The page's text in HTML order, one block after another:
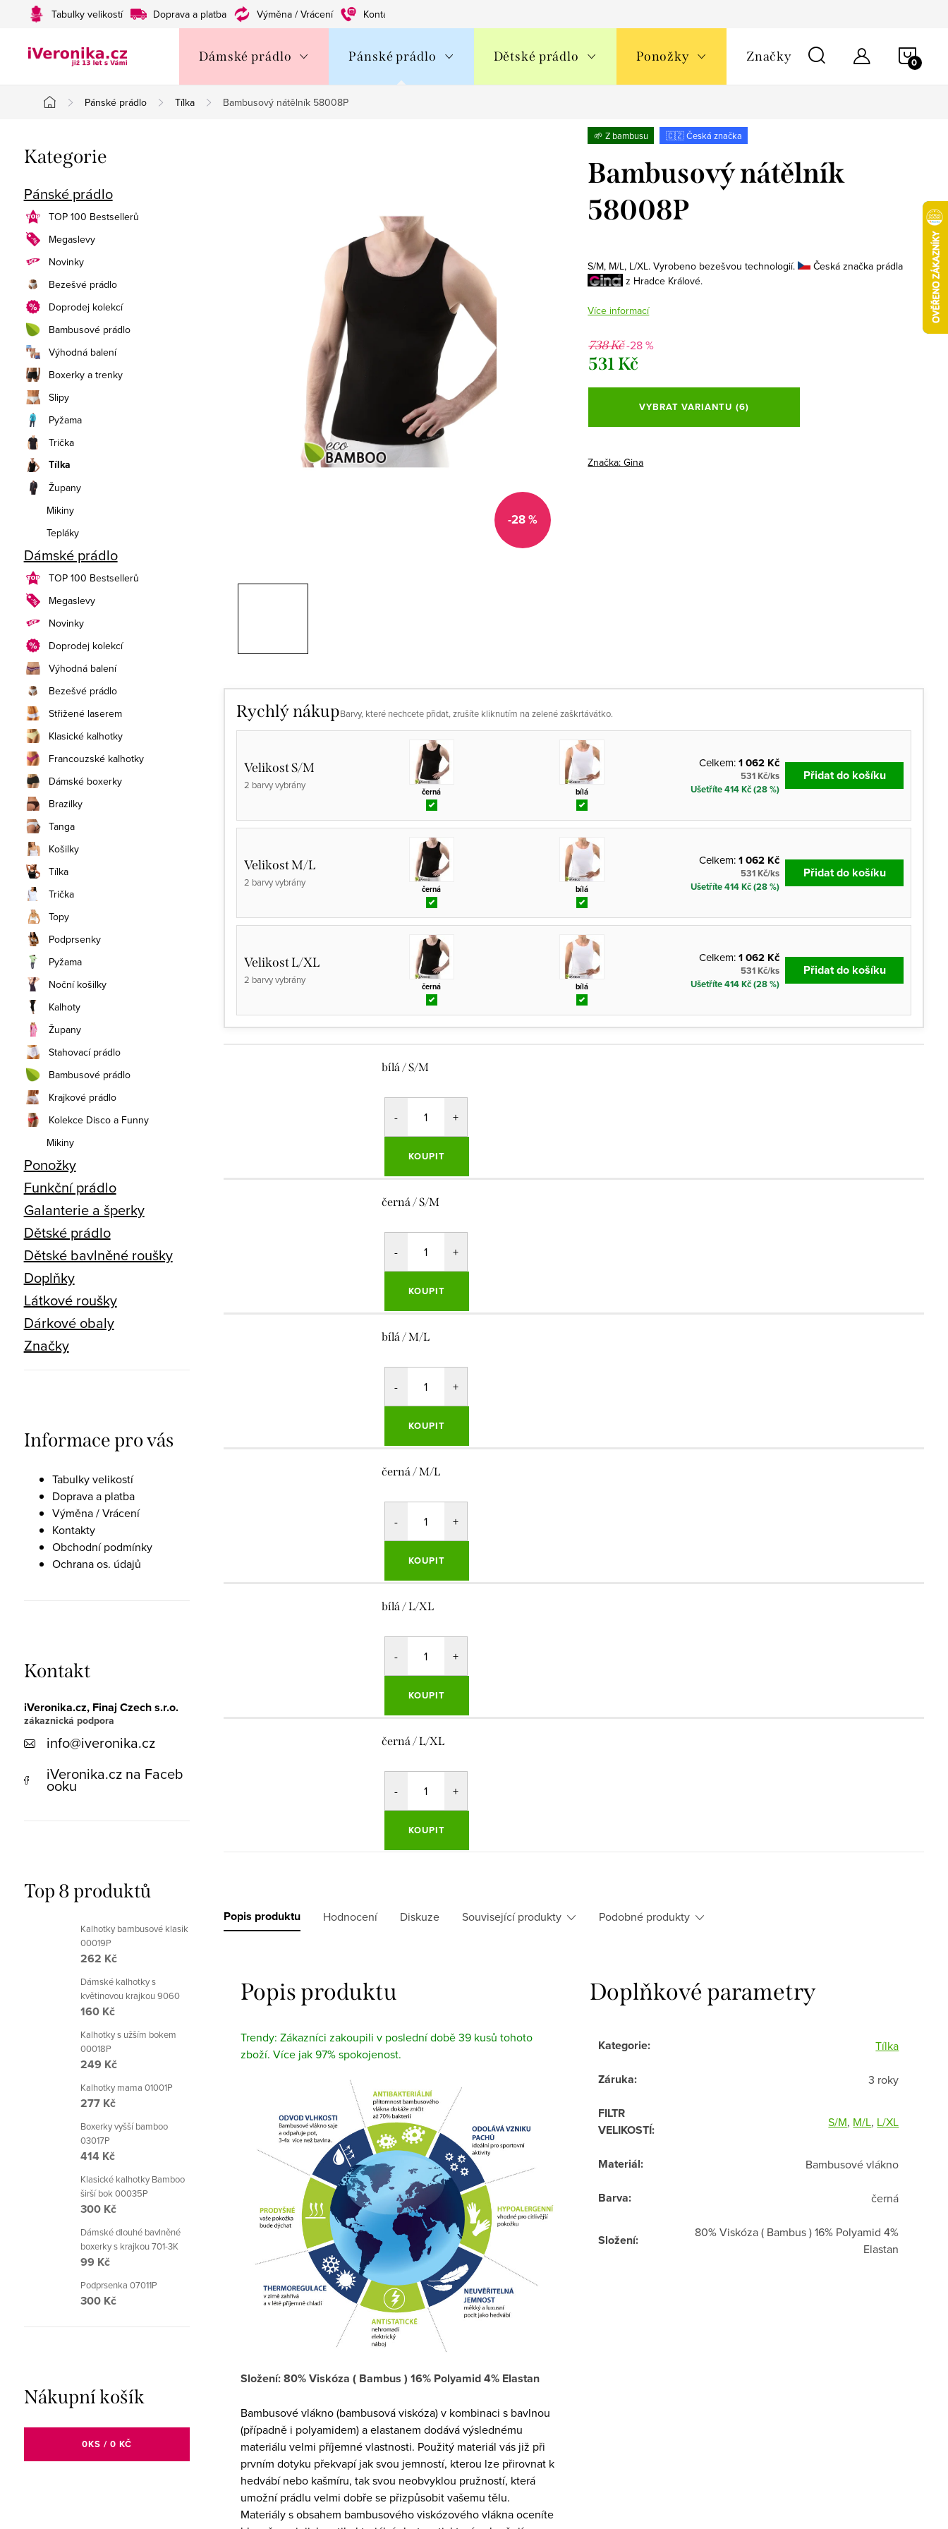
Tabulky velikostí Doprava a platba Výměna / Vrácení Kontakty
Dámské prádlo Pánské prádlo Dětské prádlo Ponožky Značky
Domů
Pánské prádlo Tílka Bambusový nátělník 58008P
o
s
t
r
a
n
n
í
p
a
n
e
Přeskočit
kategorie
Kategorie
Pánské prádlo
TOP 100 Bestsellerů
Megaslevy
Novinky
Bezešvé prádlo
Doprodej kolekcí
Bambusové prádlo
Výhodná balení
Boxerky a trenky
Slipy
Pyžama
Trička
Tílka
Župany
Mikiny
Tepláky
Dámské prádlo
TOP 100 Bestsellerů
Megaslevy
Novinky
Doprodej kolekcí
Výhodná balení
Bezešvé prádlo
Střižené laserem
Klasické kalhotky
Francouzské kalhotky
Dámské boxerky
Brazilky
Tanga
Košilky
Tílka
Trička
Topy
Podprsenky
Pyžama
Noční košilky
Kalhoty
Župany
Stahovací prádlo
Bambusové prádlo
Krajkové prádlo
Kolekce Disco a Funny
Mikiny
Ponožky
Funkční prádlo
Galanterie a šperky
Dětské prádlo
Dětské bavlněné roušky
Doplňky
Látkové roušky
Dárkové obaly
Značky
Informace pro vás
Tabulky velikostí
Doprava a platba
Výměna / Vrácení
Kontakty
Obchodní podmínky
Ochrana os. údajů
Kontakt
iVeronika.cz, Finaj Czech s.r.o.
info@iveronika.cz
iVeronika.cz na Faceb
ooku
Top 8 produktů
Kalhotky bambusové klasik
00019P
262 Kč
Dámské kalhotky s
květinovou krajkou 9060
160 Kč
Kalhotky s užším bokem
00018P
249 Kč
Kalhotky mama 01001P
277 Kč
Boxerky vyšší bamboo
03017P
414 Kč
Klasické kalhotky Bamboo
širší bok 00035P
300 Kč
Dámské dlouhé bavlněné
boxerky s krajkou 701-3K
99 Kč
Podprsenka 07011P
300 Kč
Nákupní košík
0KS / 0 KČ
-28 %
🌱 Z bambusu 🇨🇿 Česká značka
Bambusový nátělník
58008P
S/M, M/L, L/XL. Vyrobeno bezešvou technologií.
Česká značka prádla
z Hradce Králové.
Více informací
738 Kč-28 %
531 Kč
Měrná
VYBRAT VARIANTU (6)
Značka:Gina
Rychlý nákupBarvy, které nechcete přidat, zrušíte kliknutím na zelené zaškrtávátko.
Velikost S/M
2 barvy vybrány
černá bílá
Celkem:1 062 Kč
531 Kč/ks
Ušetříte 414 Kč (28 %)
Přidat do košíku
Velikost M/L
2 barvy vybrány
černá bílá
Celkem:1 062 Kč
531 Kč/ks
Ušetříte 414 Kč (28 %)
Přidat do košíku
Velikost L/XL
2 barvy vybrány
černá bílá
Celkem:1 062 Kč
531 Kč/ks
Ušetříte 414 Kč (28 %)
Přidat do košíku
bílá / S/M
KOUPIT
černá / S/M
KOUPIT
bílá / M/L
KOUPIT
černá / M/L
KOUPIT
bílá / L/XL
KOUPIT
černá / L/XL
KOUPIT
Popis produktu Hodnocení Diskuze Související produkty Podobné produkty
Popis produktu
Trendy: Zákazníci zakoupili v poslední době 39 kusů tohoto
zboží. Více jak 97% spokojenost.
Složení: 80% Viskóza ( Bambus ) 16% Polyamid 4% Elastan
Bambusové vlákno (bambusová viskóza) v kombinaci s bavlnou
(případně i polyamidem) a elastanem dodává výslednému
materiálu velmi příjemné vlastnosti. Použitý materiál vás již při
prvním dotyku překvapí jak svou jemností, kterou lze přirovnat k
hedvábí nebo kašmíru, tak svou neobvyklou pružností, která
umožní prádlu velmi dobře se přizpůsobit vašemu tělu.
Materiály s obsahem bambusového viskózového vlákna oceníte
Doplňkové parametry
Kategorie: Tílka
Záruka: 3 roky
FILTR
VELIKOSTÍ: S/M, M/L, L/XL
Materiál: Bambusové vlákno
Barva: černá
Složení:
80% Viskóza ( Bambus ) 16% Polyamid 4%
Elastan